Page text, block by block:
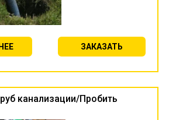
ЗАКАЗАТЬ
канализации/Пробить